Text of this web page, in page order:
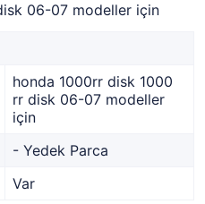
06-07 modeller için
honda 1000rr disk 1000
rr disk 06-07 modeller
için
- Yedek Parca
Var